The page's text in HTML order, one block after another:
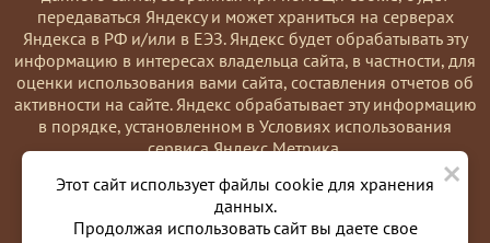
×
Этот сайт использует файлы cookie для хранения
данных.
Продолжая использовать сайт вы даете свое
передаваться Яндексу и может храниться на серверах
Яндекса в РФ и/или в ЕЭЗ. Яндекс будет обрабатывать эту
информацию в интересах владельца сайта, в частности, для
оценки использования вами сайта, составления отчетов об
активности на сайте. Яндекс обрабатывает эту информацию
в порядке, установленном в Условиях использования
сервиса Яндекс Метрика.
Вы можете отказаться от использования cookies, выбрав
соответствующие настройки в браузере. Также вы можете
использовать инструмент —
https://yandex.ru/support/metrika/general/opt-out.html